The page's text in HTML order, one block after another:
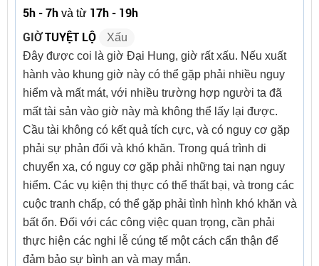
5h - 7h và từ 17h - 19h
GIỜTUYỆT LỘ
Xấu
Đây được coi là giờ Đại Hung, giờ rất xấu. Nếu xuất
hành vào khung giờ này có thể gặp phải nhiều nguy
hiểm và mất mát, với nhiều trường hợp người ta đã
mất tài sản vào giờ này mà không thể lấy lại được.
Cầu tài không có kết quả tích cực, và có nguy cơ gặp
phải sự phản đối và khó khăn. Trong quá trình di
chuyển xa, có nguy cơ gặp phải những tai nạn nguy
hiểm. Các vụ kiện thị thực có thể thất bại, và trong các
cuộc tranh chấp, có thể gặp phải tình hình khó khăn và
bất ổn. Đối với các công việc quan trọng, cần phải
thực hiện các nghi lễ cúng tế một cách cẩn thận để
đảm bảo sự bình an và may mắn.